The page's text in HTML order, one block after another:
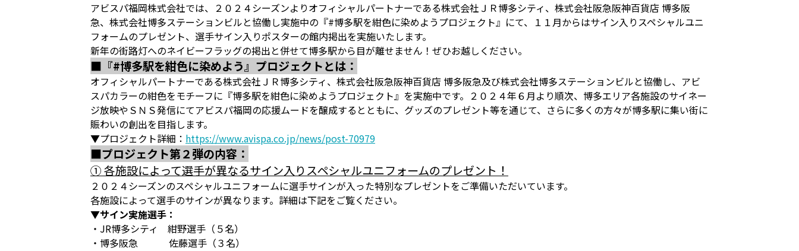
アビスパ福岡株式会社では、２０２４シーズンよりオフィシャルパートナーである株式会社ＪＲ博多シティ、株式会社阪急阪神百貨店 博多阪
急、株式会社博多ステーションビルと協働し実施中の『#博多駅を紺色に染めようプロジェクト』にて、１１月からはサイン入りスペシャルユニ
フォームのプレゼント、選手サイン入りポスターの館内掲出を実施いたします。
新年の街路灯へのネイビーフラッグの掲出と併せて博多駅から目が離せません！ぜひお越しください。
■『#博多駅を紺色に染めよう』プロジェクトとは：
オフィシャルパートナーである株式会社ＪＲ博多シティ、株式会社阪急阪神百貨店 博多阪急及び株式会社博多ステーションビルと協働し、アビ
スパカラーの紺色をモチーフに『博多駅を紺色に染めようプロジェクト』を実施中です。２０２４年６月より順次、博多エリア各施設のサイネー
ジ放映やＳＮＳ発信にてアビスパ福岡の応援ムードを醸成するとともに、グッズのプレゼント等を通じて、さらに多くの方々が博多駅に集い街に
賑わいの創出を目指します。
▼プロジェクト詳細： https://www.avispa.co.jp/news/post-70979
■プロジェクト第２弾の内容：
① 各施設によって選手が異なるサイン入りスペシャルユニフォームのプレゼント！
２０２４シーズンのスペシャルユニフォームに選手サインが入った特別なプレゼントをご準備いただいています。
各施設によって選手のサインが異なります。詳細は下記をご覧ください。
▼サイン実施選手：
・JR博多シティ 紺野選手（５名）
・博多阪急 佐藤選手（３名）